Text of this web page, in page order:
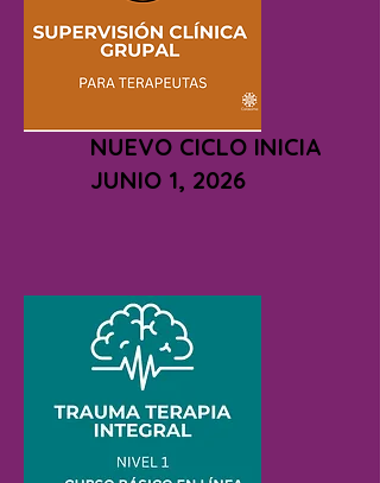
NUEVO CICLO INICIA
JUNIO 1, 2026